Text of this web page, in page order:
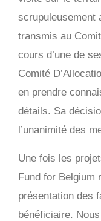
scrupuleusement
transmis au
cours d’une de
Comité
en prendre
détails. Sa
l’unanimité des
Une fois les
Fund for Belgium
présentation des
bénéficiaire.